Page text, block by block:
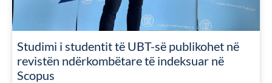
Studimi i studentit të UBT-së publikohet në
revistën ndërkombëtare të indeksuar në
Scopus